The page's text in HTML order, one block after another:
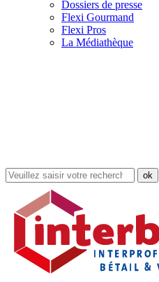
Dossiers de presse
Flexi Gourmand
Flexi Pros
La Médiathèque
Rechercher
dans
site